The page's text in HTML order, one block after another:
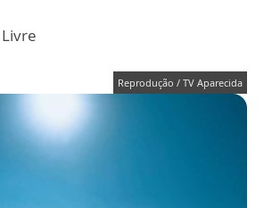
Livre
Reprodução / TV Aparecida